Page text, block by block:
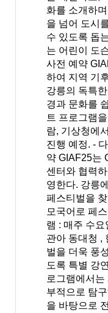
화를 소개하
을 넘어 도시
수 있도록 돕
는 어린이 도
사전 예약
하여 지역 기
강릉의 독특
경과 문화를
트 프로그램
람, 기상청에
진행 예정. -
약 GIAF25는
센터와 협력
영한다. 강릉
페스티벌을
모국어로 페
램 : 매주 수
관아 동대청 ,
벌을 더욱 풍
도록 특별 강
로그램에서는
부적으로 탐
을 바탕으로